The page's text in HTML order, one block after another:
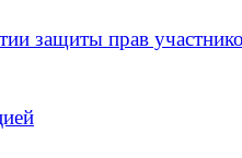
защиты прав